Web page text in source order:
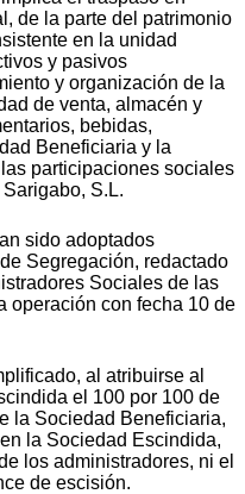
de la parte del patrimonio
en la unidad
y pasivos
y organización de la
de venta, almacén y
bebidas,
Beneficiaria y la
participaciones sociales
S.L.
sido adoptados
Segregación, redactado
Sociales de las
operación con fecha 10 de
al atribuirse al
el 100 por 100 de
la Sociedad Beneficiaria,
la Sociedad Escindida,
los administradores, ni el
de escisión.